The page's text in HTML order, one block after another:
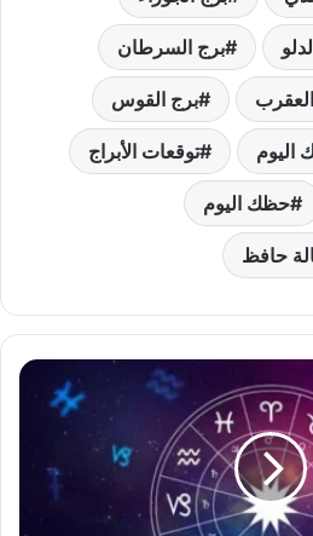
برج السرطان
برج القوس
اليوم توقعات الأبراج
حظك اليوم
حافظ